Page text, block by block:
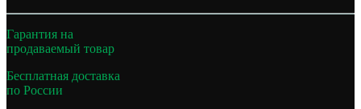
Гарантия на
продаваемый товар
Бесплатная доставка
по России